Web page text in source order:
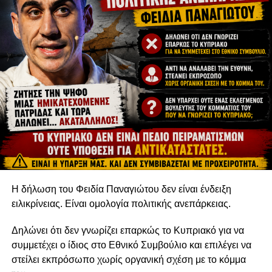
Αντίστοιχα το «Χρυσό Αγρινό» στις κοινότητες έλαβε η
κοινότητα Κισσόνεργας για το έργο «πρώτοι στην
ανακύκλωση στην επαρχία Πάφου το 2022» στην
κατηγορία Διαχείριση αποβλήτων.
Η ειδική χρυσή τιμητική διάκριση «Χρυσό Κέδρο» για το
2023 για οργανισμούς και επιχειρήσεις απονεμήθηκε στο
Πανεπιστήμιο Frederick ως ο οργανισμός με την
Η δήλωση του Φειδία Παναγιώτου δεν είναι ένδειξη
ειλικρίνειας. Είναι ομολογία πολιτικής ανεπάρκειας.
Δηλώνει ότι δεν γνωρίζει επαρκώς το Κυπριακό για να
συμμετέχει ο ίδιος στο Εθνικό Συμβούλιο και επιλέγει να
στείλει εκπρόσωπο χωρίς οργανική σχέση με το κόμμα